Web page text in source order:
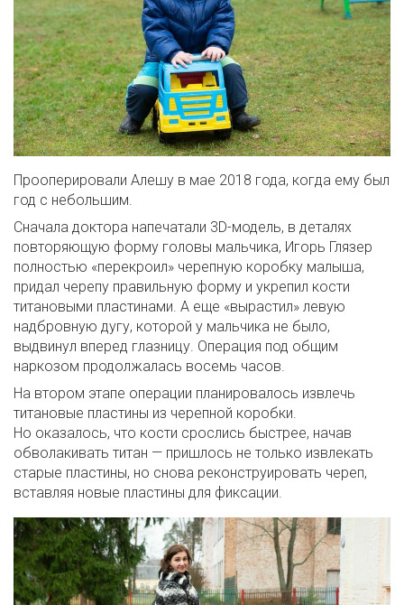
Прооперировали Алешу в мае 2018 года, когда ему был
год с небольшим.
Сначала доктора напечатали 3D-модель, в деталях
повторяющую форму головы мальчика, Игорь Глязер
полностью «перекроил» черепную коробку малыша,
придал черепу правильную форму и укрепил кости
титановыми пластинами. А еще «вырастил» левую
надбровную дугу, которой у мальчика не было,
выдвинул вперед глазницу. Операция под общим
наркозом продолжалась восемь часов.
На втором этапе операции планировалось извлечь
титановые пластины из черепной коробки.
Но оказалось, что кости срослись быстрее, начав
обволакивать титан — пришлось не только извлекать
старые пластины, но снова реконструировать череп,
вставляя новые пластины для фиксации.